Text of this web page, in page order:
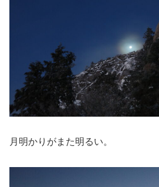
月明かりがまた明るい。